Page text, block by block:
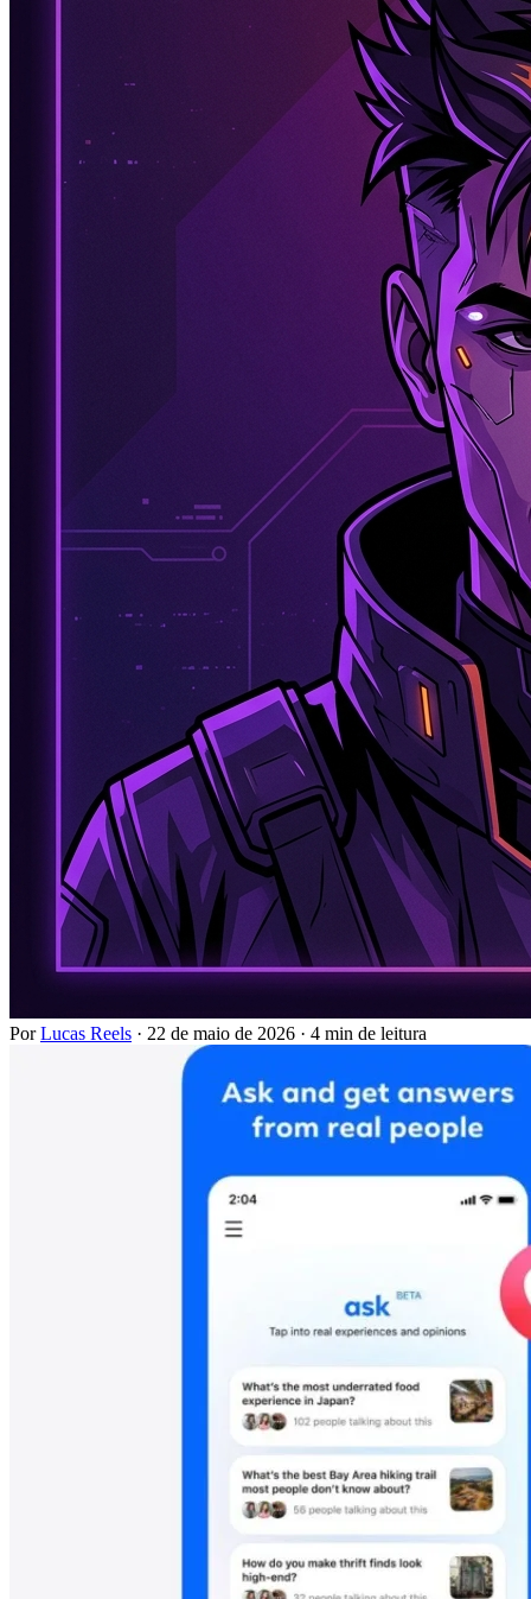
PorLucas Reels · 22 de maio de 2026 · 4 min de leitura